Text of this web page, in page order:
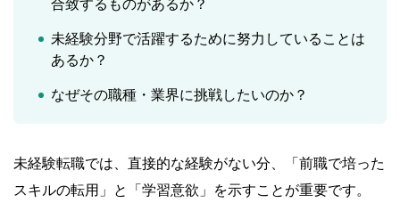
合致するものがあるか？
未経験分野で活躍するために努力していることは
あるか？
なぜその職種・業界に挑戦したいのか？
未経験転職では、直接的な経験がない分、「前職で培った
スキルの転用」と「学習意欲」を示すことが重要です。